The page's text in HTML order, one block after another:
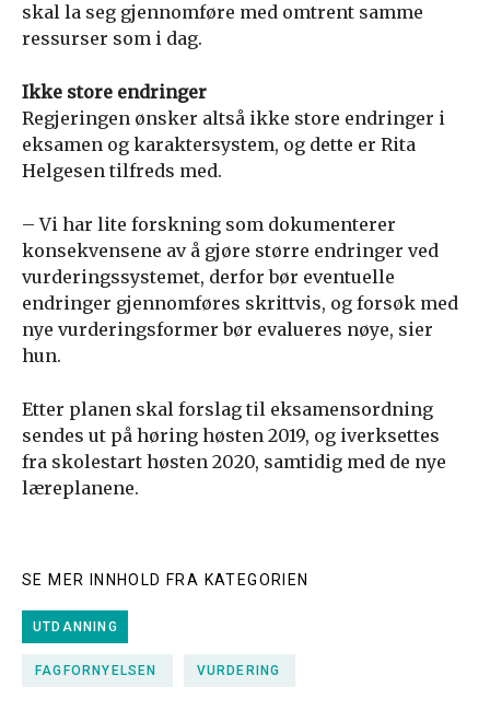
skal la seg gjennomføre med omtrent samme
ressurser som i dag.
Ikke store endringer
Regjeringen ønsker altså ikke store endringer i
eksamen og karaktersystem, og dette er Rita
Helgesen tilfreds med.
– Vi har lite forskning som dokumenterer
konsekvensene av å gjøre større endringer ved
vurderingssystemet, derfor bør eventuelle
endringer gjennomføres skrittvis, og forsøk med
nye vurderingsformer bør evalueres nøye, sier
hun.
Etter planen skal forslag til eksamensordning
sendes ut på høring høsten 2019, og iverksettes
fra skolestart høsten 2020, samtidig med de nye
læreplanene.
SE MER INNHOLD FRA KATEGORIEN
UTDANNING
FAGFORNYELSEN VURDERING